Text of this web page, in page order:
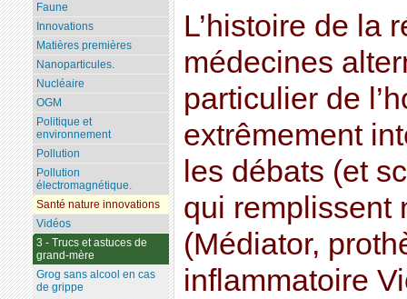
L’histoire de la
médecines
particulier de
extrêmement
les débats (et
qui remplissent
(Médiator,
inflammatoire
Faune
Innovations
Matières premières
Nanoparticules.
Nucléaire
OGM
Politique et
environnement
Pollution
Pollution
électromagnétique.
Santé nature innovations
Vidéos
3 - Trucs et astuces de
grand-mère
Grog sans alcool en cas
de grippe